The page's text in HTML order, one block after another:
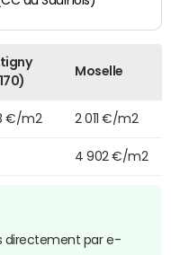
Moselle
€/m2 2 011 €/m2
4 902 €/m2
directement par e-